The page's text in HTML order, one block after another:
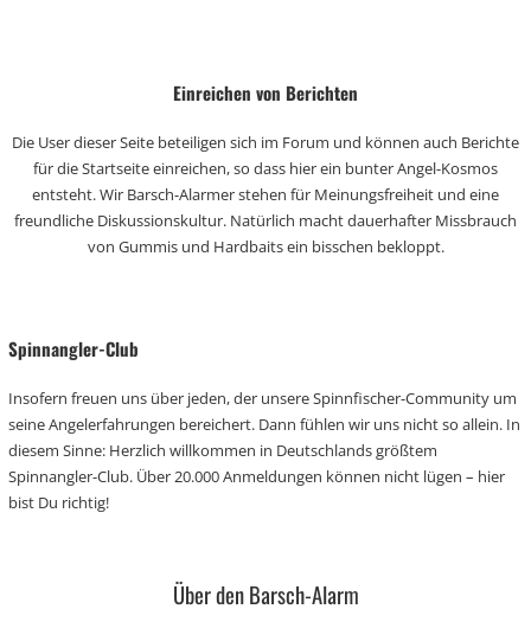
Einreichen von Berichten
Die User dieser Seite beteiligen sich im Forum und können auch Berichte
für die Startseite einreichen, so dass hier ein bunter Angel-Kosmos
entsteht. Wir Barsch-Alarmer stehen für Meinungsfreiheit und eine
freundliche Diskussionskultur. Natürlich macht dauerhafter Missbrauch
von Gummis und Hardbaits ein bisschen bekloppt.
Spinnangler-Club
Insofern freuen uns über jeden, der unsere Spinnfischer-Community um
seine Angelerfahrungen bereichert. Dann fühlen wir uns nicht so allein. In
diesem Sinne: Herzlich willkommen in Deutschlands größtem
Spinnangler-Club. Über 20.000 Anmeldungen können nicht lügen – hier
bist Du richtig!
Über den Barsch-Alarm